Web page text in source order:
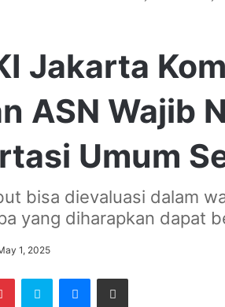
Jakarta
ASN Wajib
Umum
bisa dievaluasi dalam
yang diharapkan dapat
1, 2025
PinterestSkype Messenger
Share via Email